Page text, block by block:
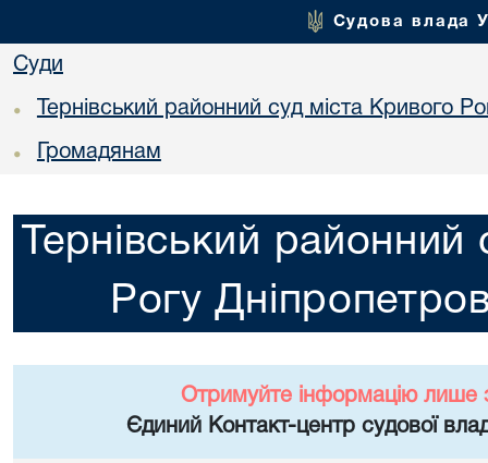
Судова влада
Суди
• Тернівський районний суд міста Кривого
• Громадянам
Тернівський районний
Рогу
Отримуйте інформацію лише
Єдиний Контакт-центр судової